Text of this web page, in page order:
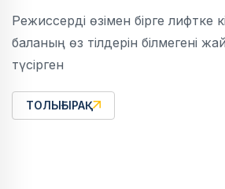
Режиссерді өзімен бірге лифтке
баланың өз тілдерін білмегені
түсірген
ТОЛЫҒЫРАҚ